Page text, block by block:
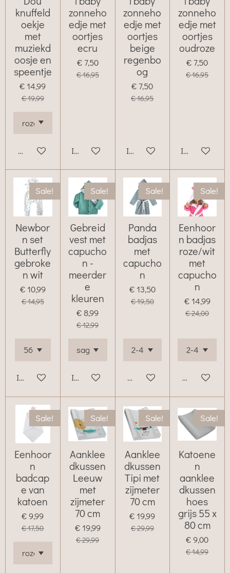
knuffeld
oekje
met
muziekd
oosje en
speentje
€ 14,99
€ 19,99
Houd mij op de hoogte
zonneho
edje met
oortjes
ecru
€ 7,50
€ 16,95
In winkelwagen
zonneho
edje met
oortjes
beige
regenbo
og
€ 7,50
€ 16,95
In winkelwagen
zonneho
edje met
oortjes
oudroze
€ 7,50
€ 16,95
In
Sale!
Newbor
n set
Butterfly
gebroke
n wit
€ 10,99
€ 14,95
In winkelwagen
Sale!
Gebreid
vest met
capucho
n -
meerder
e
kleuren
€ 8,99
€ 12,99
In winkelwagen
Sale!
Panda
badjas
met
capucho
n
€ 13,50
€ 19,50
Bekijk details
Sale!
Eenhoor
n badjas
roze/wit
met
capucho
n
€ 14,99
€ 24,00
Bekijk details
Sale!
Eenhoor
n
badcap
e van
katoen
€ 9,99
€ 17,50
Sale!
Aanklee
dkussen
Leeuw
met
zijmeter
70 cm
€ 19,99
€ 29,99
Sale!
Aanklee
dkussen
Tipi met
zijmeter
70 cm
€ 19,99
€ 29,99
Sale!
Katoene
n
aanklee
dkussen
hoes
grijs 55 x
80 cm
€ 9,00
€ 14,99